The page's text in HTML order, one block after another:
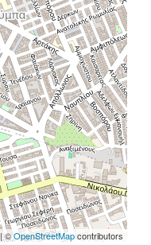
| ©OpenStreetMapcontributors